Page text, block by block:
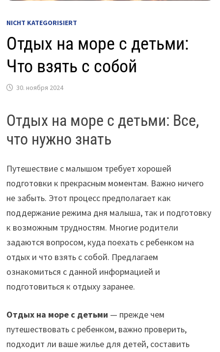
NICHT KATEGORISIERT
Отдых на море с детьми:
Что взять с собой
30. ноября 2024
Отдых на море с детьми: Все,
что нужно знать
Путешествие с малышом требует хорошей
подготовки к прекрасным моментам. Важно ничего
не забыть. Этот процесс предполагает как
поддержание режима дня малыша, так и подготовку
к возможным трудностям. Многие родители
задаются вопросом, куда поехать с ребенком на
отдых и что взять с собой. Предлагаем
ознакомиться с данной информацией и
подготовиться к отдыху заранее.
Отдых на море с детьми — прежде чем
путешествовать с ребенком, важно проверить,
подходит ли ваше жилье для детей, составить